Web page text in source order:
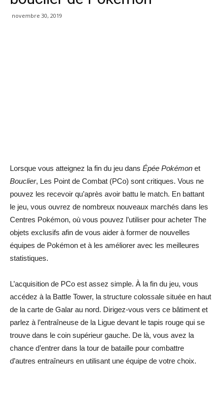
novembre 30, 2019
Lorsque vous atteignez la fin du jeu dans Épée Pokémon et
Bouclier, Les Point de Combat (PCo) sont critiques. Vous ne
pouvez les recevoir qu’après avoir battu le match. En battant
le jeu, vous ouvrez de nombreux nouveaux marchés dans les
Centres Pokémon, où vous pouvez l’utiliser pour acheter The
objets exclusifs afin de vous aider à former de nouvelles
équipes de Pokémon et à les améliorer avec les meilleures
statistiques.
L’acquisition de PCo est assez simple. À la fin du jeu, vous
accédez à la Battle Tower, la structure colossale située en haut
de la carte de Galar au nord. Dirigez-vous vers ce bâtiment et
parlez à l’entraîneuse de la Ligue devant le tapis rouge qui se
trouve dans le coin supérieur gauche. De là, vous avez la
chance d’entrer dans la tour de bataille pour combattre
d’autres entraîneurs en utilisant une équipe de votre choix.